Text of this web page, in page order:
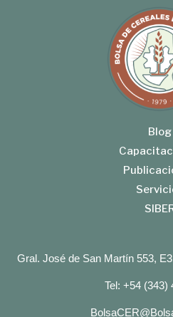
Blog
Gral. José de San Martín 553,
Tel: +54 (343)